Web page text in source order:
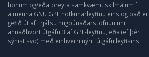
honum og/eða breyta samkvæmt skilmálum í
almenna GNU GPL notkunarleyfinu eins og það er
gefið út af Frjálsu hugbúnaðarstofnuninni;
annaðhvort útgáfu 3 af GPL-leyfinu, eða (ef þér
sýnist svo) með einhverri nýrri útgáfu leyfisins.